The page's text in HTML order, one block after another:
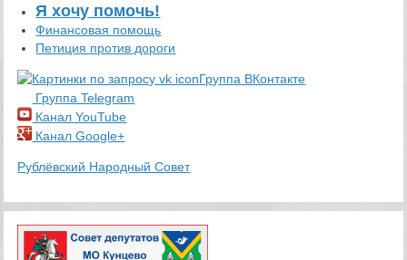
Я хочу помочь!
Финансовая помощь
Петиция против дороги
Группа ВКонтакте
Группа Telegram
Канал YouTube
Канал Google+
Рублёвский Народный Совет